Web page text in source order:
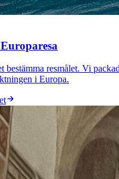
bestämma resmålet. Vi
i Europa.